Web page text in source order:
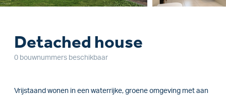
Detached house
0 bouwnummers beschikbaar
Vrijstaand wonen in een waterrijke, groene omgeving met aan